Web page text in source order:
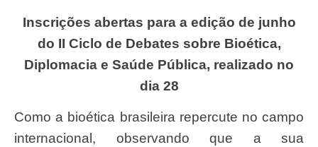
Inscrições abertas para a edição de junho
do II Ciclo de Debates sobre Bioética,
Diplomacia e Saúde Pública, realizado no
dia 28
Como a bioética brasileira repercute no campo
internacional, observando que a sua